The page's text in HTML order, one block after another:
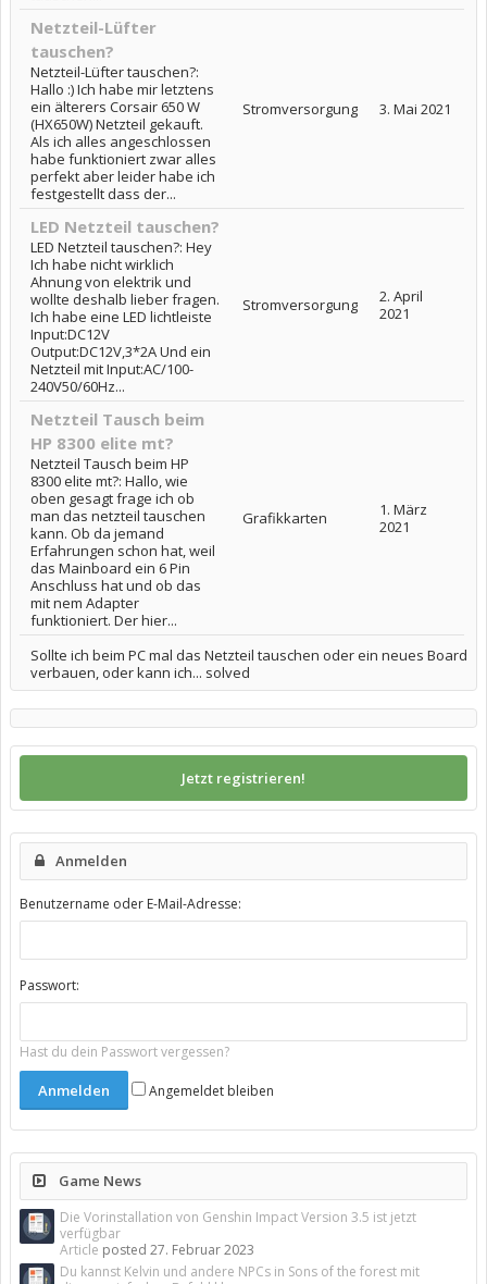
Netzteil-Lüfter
tauschen?
Netzteil-Lüfter tauschen?:
Hallo :) Ich habe mir letztens
ein älterers Corsair 650 W
(HX650W) Netzteil gekauft.
Als ich alles angeschlossen
habe funktioniert zwar alles
perfekt aber leider habe ich
festgestellt dass der...
Stromversorgung 3. Mai 2021
LED Netzteil tauschen?
LED Netzteil tauschen?: Hey
Ich habe nicht wirklich
Ahnung von elektrik und
wollte deshalb lieber fragen.
Ich habe eine LED lichtleiste
Input:DC12V
Output:DC12V,3*2A Und ein
Netzteil mit Input:AC/100-
240V50/60Hz...
Stromversorgung
2. April
2021
Netzteil Tausch beim
HP 8300 elite mt?
Netzteil Tausch beim HP
8300 elite mt?: Hallo, wie
oben gesagt frage ich ob
man das netzteil tauschen
kann. Ob da jemand
Erfahrungen schon hat, weil
das Mainboard ein 6 Pin
Anschluss hat und ob das
mit nem Adapter
funktioniert. Der hier...
Grafikkarten
1. März
2021
Sollte ich beim PC mal das Netzteil tauschen oder ein neues Board
verbauen, oder kann ich... solved
Jetzt registrieren!
Anmelden
Benutzername oder E-Mail-Adresse:
Passwort:
Hast du dein Passwort vergessen?
Angemeldet bleiben
Game News
Die Vorinstallation von Genshin Impact Version 3.5 ist jetzt
verfügbar
Article posted 27. Februar 2023
Du kannst Kelvin und andere NPCs in Sons of the forest mit